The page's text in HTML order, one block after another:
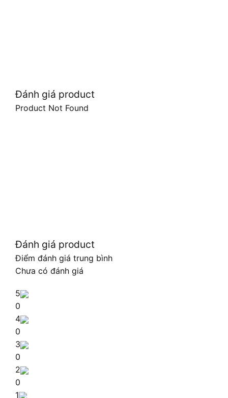
Đánh giá product
Product Not Found
Đánh giá product
Điểm đánh giá trung bình
Chưa có đánh giá
5
0
4
0
3
0
2
0
1